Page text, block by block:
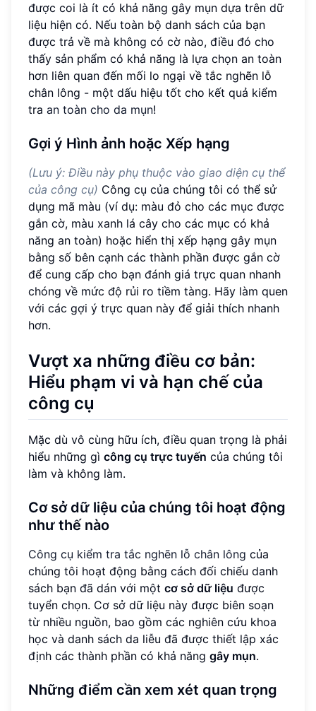
được coi là ít có khả năng gây mụn dựa trên dữ
liệu hiện có. Nếu toàn bộ danh sách của bạn
được trả về mà không có cờ nào, điều đó cho
thấy sản phẩm có khả năng là lựa chọn an toàn
hơn liên quan đến mối lo ngại về tắc nghẽn lỗ
chân lông - một dấu hiệu tốt cho kết quả kiểm
tra an toàn cho da mụn!
Gợi ý Hình ảnh hoặc Xếp hạng
(Lưu ý: Điều này phụ thuộc vào giao diện cụ thể
của công cụ) Công cụ của chúng tôi có thể sử
dụng mã màu (ví dụ: màu đỏ cho các mục được
gắn cờ, màu xanh lá cây cho các mục có khả
năng an toàn) hoặc hiển thị xếp hạng gây mụn
bằng số bên cạnh các thành phần được gắn cờ
để cung cấp cho bạn đánh giá trực quan nhanh
chóng về mức độ rủi ro tiềm tàng. Hãy làm quen
với các gợi ý trực quan này để giải thích nhanh
hơn.
Vượt xa những điều cơ bản:
Hiểu phạm vi và hạn chế của
công cụ
Mặc dù vô cùng hữu ích, điều quan trọng là phải
hiểu những gì công cụ trực tuyến của chúng tôi
làm và không làm.
Cơ sở dữ liệu của chúng tôi hoạt động
như thế nào
Công cụ kiểm tra tắc nghẽn lỗ chân lông của
chúng tôi hoạt động bằng cách đối chiếu danh
sách bạn đã dán với một cơ sở dữ liệu được
tuyển chọn. Cơ sở dữ liệu này được biên soạn
từ nhiều nguồn, bao gồm các nghiên cứu khoa
học và danh sách da liễu đã được thiết lập xác
định các thành phần có khả năng gây mụn.
Những điểm cần xem xét quan trọng